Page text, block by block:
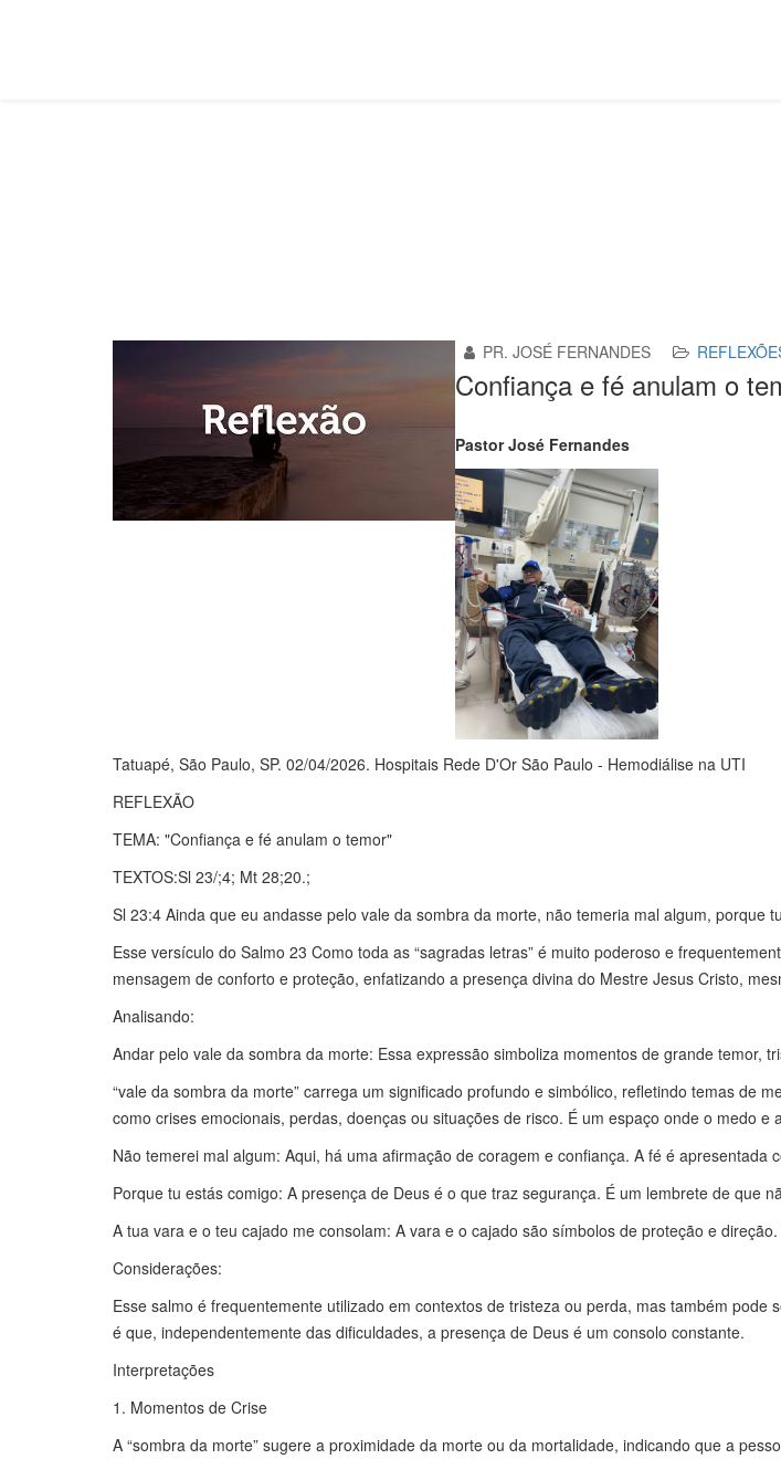
PR. JOSÉ FERNANDES
Confiança e fé anulam o
Pastor José Fernandes
Tatuapé, São Paulo, SP. 02/04/2026. Hospitais Rede D'Or São Paulo - Hemodiálise na UTI
REFLEXÃO
TEMA: "Confiança e fé anulam o temor"
TEXTOS:Sl 23/;4; Mt 28;20.;
Sl 23:4 Ainda que eu andasse pelo vale da sombra da morte, não temeria mal algum, porque
Esse versículo do Salmo 23 Como toda as “sagradas letras” é muito poderoso e
mensagem de conforto e proteção, enfatizando a presença divina do Mestre Jesus Cristo,
Analisando:
Andar pelo vale da sombra da morte: Essa expressão simboliza momentos de grande temor,
“vale da sombra da morte” carrega um significado profundo e simbólico, refletindo temas de
como crises emocionais, perdas, doenças ou situações de risco. É um espaço onde o medo e
Não temerei mal algum: Aqui, há uma afirmação de coragem e confiança. A fé é
Porque tu estás comigo: A presença de Deus é o que traz segurança. É um lembrete de que
A tua vara e o teu cajado me consolam: A vara e o cajado são símbolos de proteção e
Considerações:
Esse salmo é frequentemente utilizado em contextos de tristeza ou perda, mas também
é que, independentemente das dificuldades, a presença de Deus é um consolo constante.
Interpretações
1. Momentos de Crise
A “sombra da morte” sugere a proximidade da morte ou da mortalidade, indicando que a